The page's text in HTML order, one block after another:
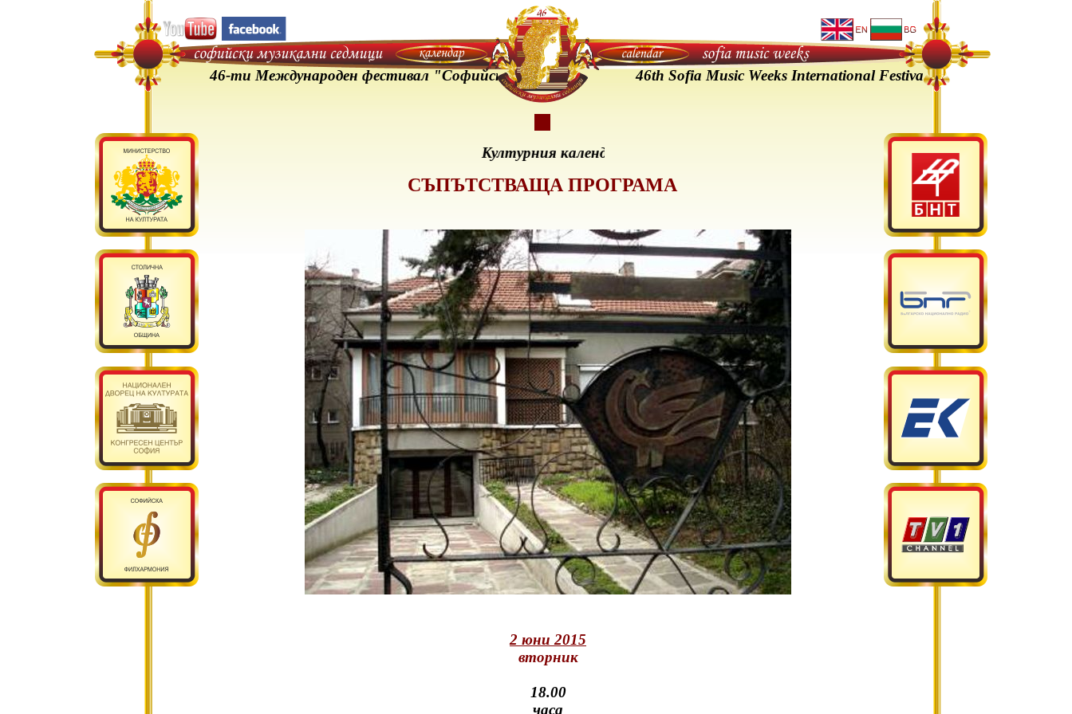
Фестивалът е част от Културния календар на София и от платформата "Европа за фестивалите,
2 юни 2015
вторник
18.00
часа
СЪПЪТСТВАЩА ПРОГРАМА
46-ти Международен фестивал "Софийски музикални седмици" - 24 Май - 29 Юни 2015 г.46th Sofia Music Weeks International Festival 24 May - 29 June 2015